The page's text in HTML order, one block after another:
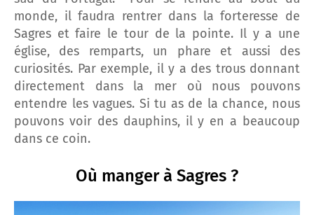
monde, il faudra rentrer dans la forteresse de
Sagres et faire le tour de la pointe. Il y a une
église, des remparts, un phare et aussi des
curiosités. Par exemple, il y a des trous donnant
directement dans la mer où nous pouvons
entendre les vagues. Si tu as de la chance, nous
pouvons voir des dauphins, il y en a beaucoup
dans ce coin.
Où manger à Sagres ?